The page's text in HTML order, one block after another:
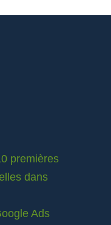
premières
dans
Ads